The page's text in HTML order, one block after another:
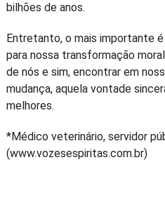
bilhões de anos.
Entretanto, o mais importante
para nossa transformação
de nós e sim, encontrar em
mudança, aquela vontade
melhores.
*Médico veterinário, servidor
(www.vozesespiritas.com.br)